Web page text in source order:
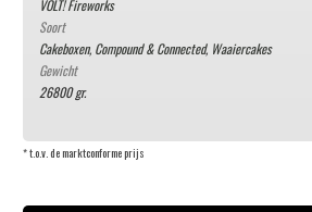
VOLT! Fireworks
Soort
Cakeboxen, Compound & Connected, Waaiercakes
Gewicht
26800 gr.
* t.o.v. de marktconforme prijs